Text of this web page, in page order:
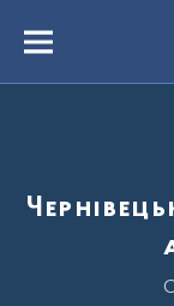
вмістуMenu